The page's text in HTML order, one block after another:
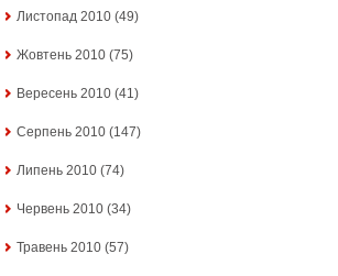
Листопад 2010 (49)
Жовтень 2010 (75)
Вересень 2010 (41)
Серпень 2010 (147)
Липень 2010 (74)
Червень 2010 (34)
Травень 2010 (57)